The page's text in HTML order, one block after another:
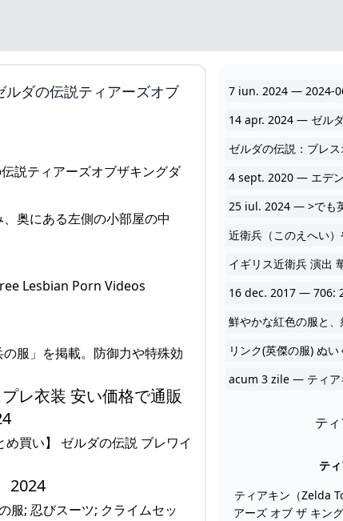
ダの伝説ティアーズオブ
奥にある左側の小部屋の中
Lesbian Porn Videos
服」を掲載。防御力や特殊効
レ衣装 安い価格で通販
買い】 ゼルダの伝説 ブレワイ
2024
服; 忍びスーツ; クライムセッ
7 iun. 2024 — 2024-
14 apr. 2024 — ゼル
16 dec. 2017 — 706:
テ
テ
ティアキン（Zelda
アーズ オブ ザ キン